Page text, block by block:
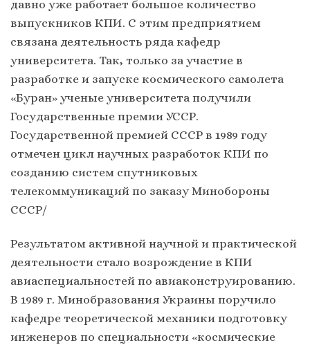
давно уже работает большое количество
выпускников КПИ. С этим предприятием
связана деятельность ряда кафедр
университета. Так, только за участие в
разработке и запуске космического самолета
«Буран» ученые университета получили
Государственные премии УССР.
Государственной премией СССР в 1989 году
отмечен цикл научных разработок КПИ по
созданию систем спутниковых
телекоммуникаций по заказу Минобороны
СССР/
Результатом активной научной и практической
деятельности стало возрождение в КПИ
авиаспециальностей по авиаконструированию.
В 1989 г. Минобразования Украины поручило
кафедре теоретической механики подготовку
инженеров по специальности «космические